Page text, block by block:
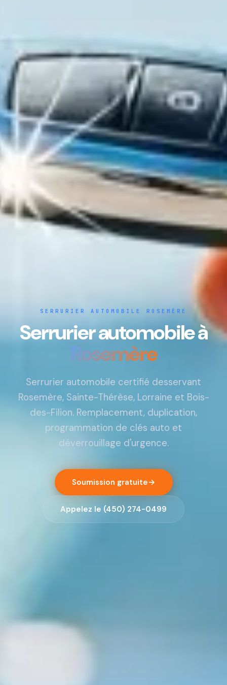
SERRURIER AUTOMOBILE ROSEMÈRE
Serrurier automobile à
Rosemère
Serrurier automobile certifié desservant
Rosemère, Sainte-Thérèse, Lorraine et Bois-
des-Filion. Remplacement, duplication,
programmation de clés auto et
déverrouillage d'urgence.
Soumission gratuite→
Appelez le (450) 274-0499